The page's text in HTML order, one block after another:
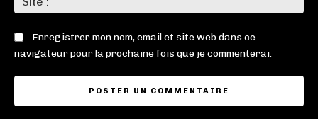
:
Enregistrer mon nom, email et site web dans ce
navigateur pour la prochaine fois que je commenterai.